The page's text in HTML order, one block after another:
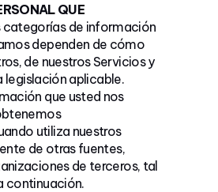
QUE
categorías de información
dependen de cómo
de nuestros Servicios y
legislación aplicable.
que usted nos
utiliza nuestros
de otras fuentes,
de terceros, tal
continuación.